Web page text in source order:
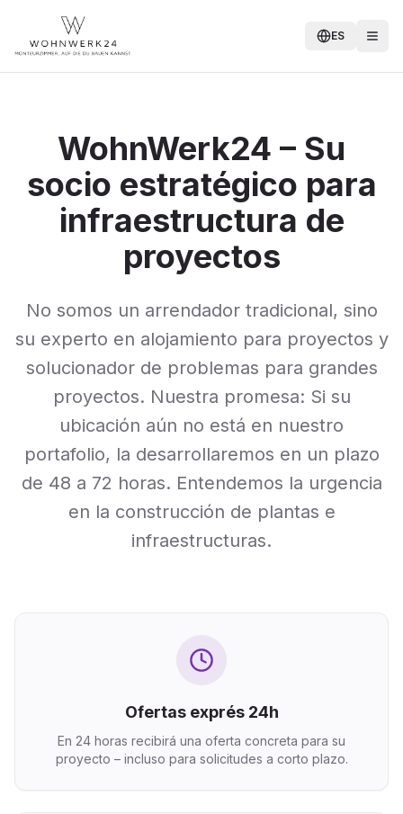
ES
WohnWerk24 – Su
socio estratégico para
infraestructura de
proyectos
No somos un arrendador tradicional, sino
su experto en alojamiento para proyectos y
solucionador de problemas para grandes
proyectos. Nuestra promesa: Si su
ubicación aún no está en nuestro
portafolio, la desarrollaremos en un plazo
de 48 a 72 horas. Entendemos la urgencia
en la construcción de plantas e
infraestructuras.
Ofertas exprés 24h
En 24 horas recibirá una oferta concreta para su
proyecto – incluso para solicitudes a corto plazo.